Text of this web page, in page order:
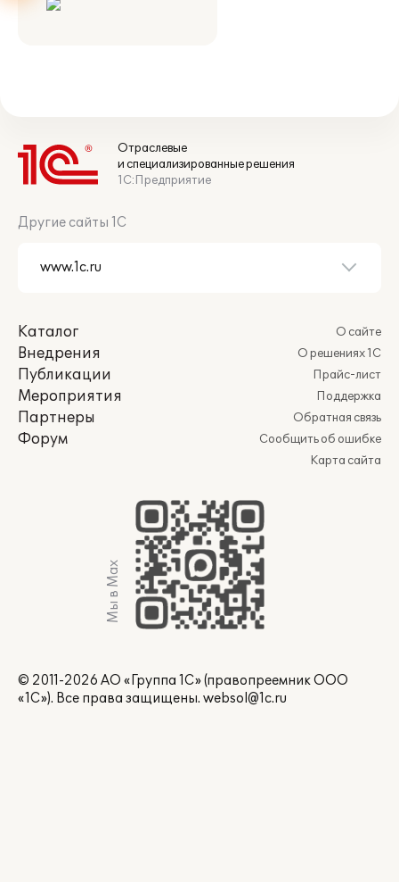
Отраслевые
и специализированные решения
1С:Предприятие
Другие сайты 1С
Каталог
Внедрения
Публикации
Мероприятия
Партнеры
Форум
О сайте
О решениях 1С
Прайс-лист
Поддержка
Обратная связь
Сообщить об ошибке
Карта сайта
Мы в Max
© 2011-2026 АО «Группа 1С» (правопреемник ООО
«1С»). Все права защищены. websol@1c.ru